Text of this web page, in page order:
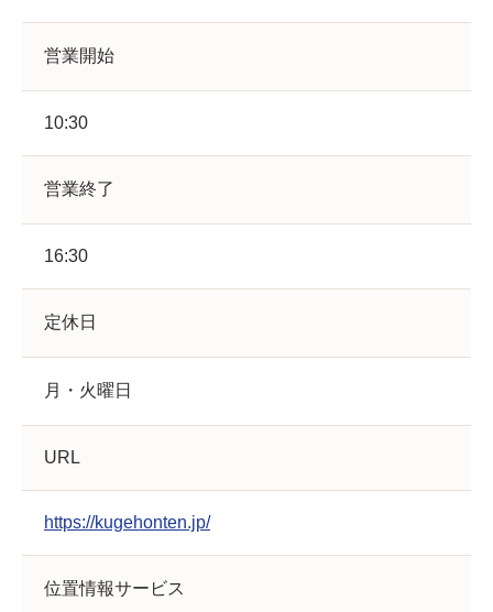
営業開始
10:30
営業終了
16:30
定休日
月・火曜日
URL
https://kugehonten.jp/
位置情報サービス